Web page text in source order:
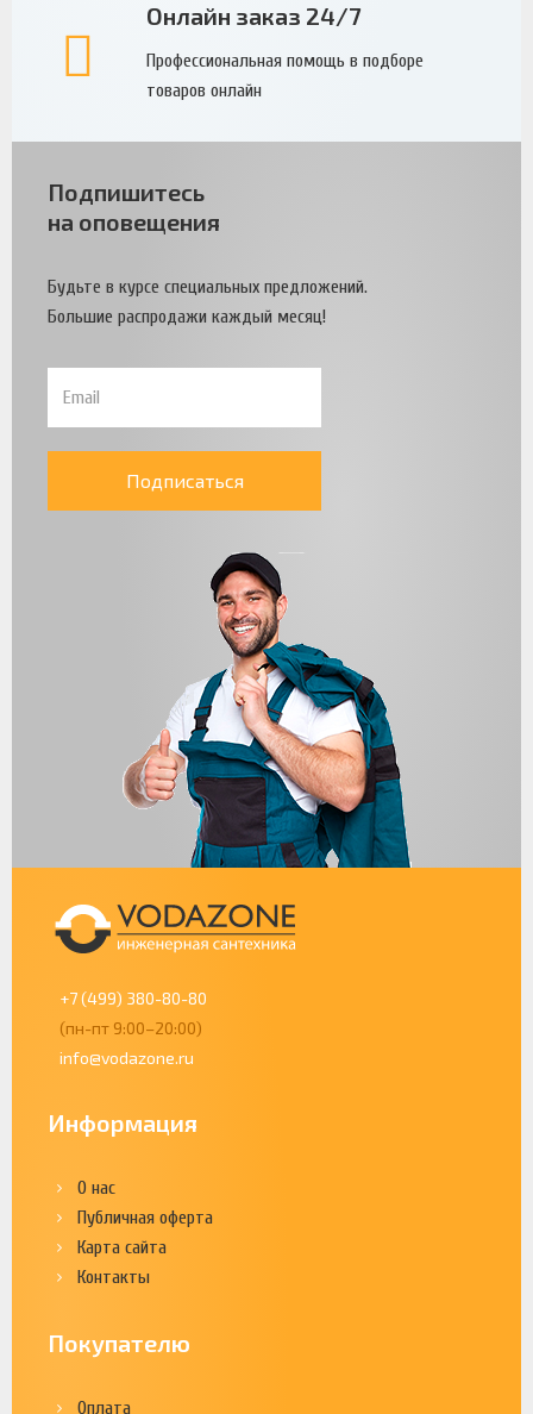
Онлайн заказ 24/7
Профессиональная помощь в подборе
товаров онлайн
Подпишитесь
на оповещения
Будьте в курсе специальных предложений.
Большие распродажи каждый месяц!
Подписаться
+7 (499) 380-80-80
(пн-пт 9:00–20:00)
info@vodazone.ru
Информация
О нас
Публичная оферта
Карта сайта
Контакты
Покупателю
Оплата